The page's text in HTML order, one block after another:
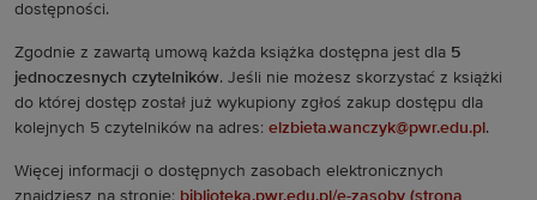
dostępności.
Zgodnie z zawartą umową każda książka dostępna jest dla 5
jednoczesnych czytelników. Jeśli nie możesz skorzystać z książki
do której dostęp został już wykupiony zgłoś zakup dostępu dla
kolejnych 5 czytelników na adres: elzbieta.wanczyk@pwr.edu.pl .
Więcej informacji o dostępnych zasobach elektronicznych
znajdziesz na stronie: biblioteka.pwr.edu.pl/e-zasoby (strona